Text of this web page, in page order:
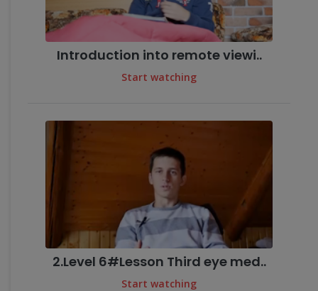
Introduction into remote viewi..
Start watching
2.Level 6#Lesson Third eye med..
Start watching